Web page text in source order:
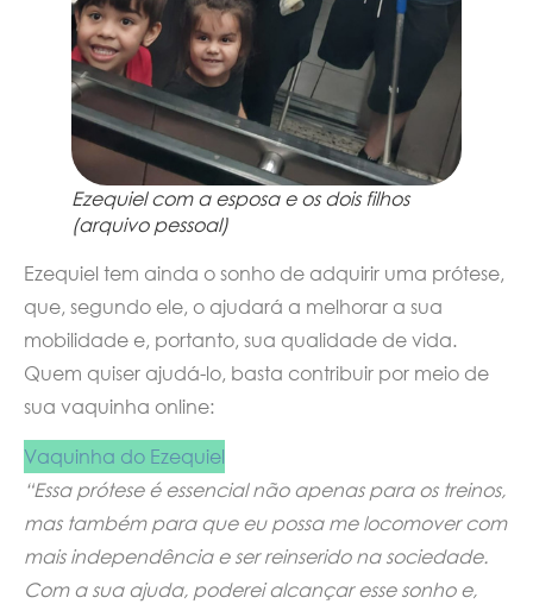
Ezequiel com a esposa e os dois filhos
(arquivo pessoal)
Ezequiel tem ainda o sonho de adquirir uma prótese,
que, segundo ele, o ajudará a melhorar a sua
mobilidade e, portanto, sua qualidade de vida.
Quem quiser ajudá-lo, basta contribuir por meio de
sua vaquinha online:
Vaquinha do Ezequiel
“Essa prótese é essencial não apenas para os treinos,
mas também para que eu possa me locomover com
mais independência e ser reinserido na sociedade.
Com a sua ajuda, poderei alcançar esse sonho e,